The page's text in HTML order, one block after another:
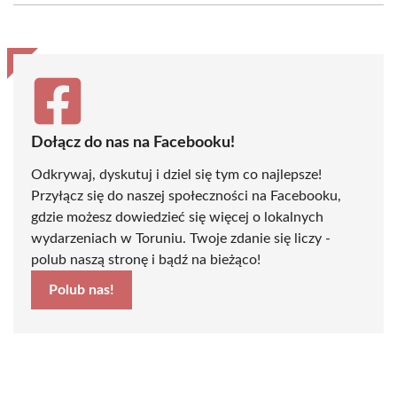
(Twitter)
Dołącz do nas na Facebooku!
Odkrywaj, dyskutuj i dziel się tym co najlepsze!
Przyłącz się do naszej społeczności na Facebooku,
gdzie możesz dowiedzieć się więcej o lokalnych
wydarzeniach w Toruniu. Twoje zdanie się liczy -
polub naszą stronę i bądź na bieżąco!
Polub nas!